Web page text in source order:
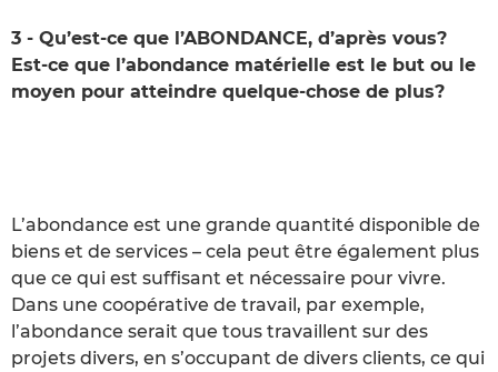
3 - Qu’est-ce que l’ABONDANCE, d’après vous?
Est-ce que l’abondance matérielle est le but ou le
moyen pour atteindre quelque-chose de plus?
L’abondance est une grande quantité disponible de
biens et de services – cela peut être également plus
que ce qui est suffisant et nécessaire pour vivre.
Dans une coopérative de travail, par exemple,
l’abondance serait que tous travaillent sur des
projets divers, en s’occupant de divers clients, ce qui